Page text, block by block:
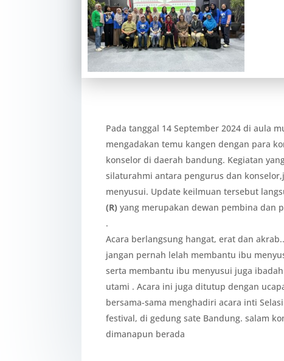
Pada tanggal 14 September 2024 di aula
mengadakan temu kangen dengan para
konselor di daerah bandung. Kegiatan
silaturahmi antara pengurus dan
menyusui. Update keilmuan tersebut
(R) yang merupakan dewan pembina dan
.
Acara berlangsung hangat, erat dan
jangan pernah lelah membantu ibu
serta membantu ibu menyusui juga
utami . Acara ini juga ditutup dengan
bersama-sama menghadiri acara inti
festival, di gedung sate Bandung. salam
dimanapun berada